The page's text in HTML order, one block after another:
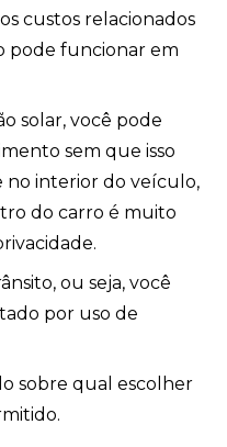
custos relacionados
pode funcionar em
solar, você pode
sem que isso
no interior do veículo,
do carro é muito
ou seja, você
por uso de
sobre qual escolher